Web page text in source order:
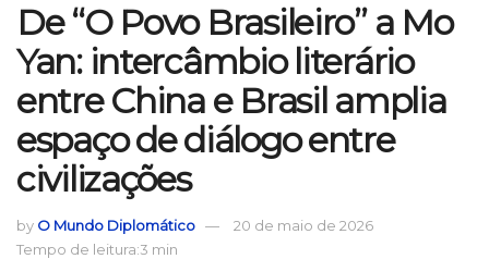
De “O Povo Brasileiro” a Mo
Yan: intercâmbio literário
entre China e Brasil amplia
espaço de diálogo entre
civilizações
by O Mundo Diplomático
20 de maio de 2026
Tempo de leitura:3 min